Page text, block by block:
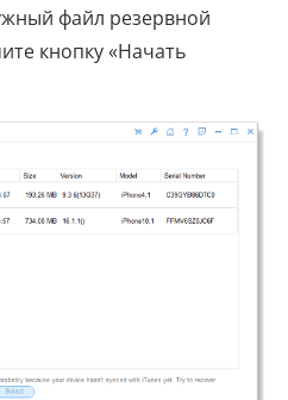
файл резервной
кнопку «Начать